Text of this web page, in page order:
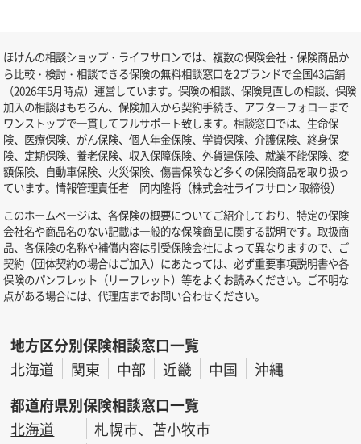
ほけんの相談ショップ・ライフサロンでは、複数の保険会社・保険商品か
ら比較・検討・相談できる保険の無料相談窓口を2ブランドで全国43店舗
（2026年5月時点）運営しています。保険の相談、保険見直しの相談、保険
加入の相談はもちろん、保険加入から契約手続き、アフターフォローまで
ワンストップで一貫してフルサポート致します。相談窓口では、生命保
険、医療保険、がん保険、個人年金保険、学資保険、介護保険、終身保
険、定期保険、養老保険、収入保障保険、外貨建保険、就業不能保険、変
額保険、自動車保険、火災保険、傷害保険など多くの保険商品を取り扱っ
ています。情報管理責任者 岡内隆将（株式会社ライフサロン 取締役）
このホームページは、各保険の概要についてご紹介しており、特定の保険
会社名や商品名のない記載は一般的な保険商品に関する説明です。取扱商
品、各保険の名称や補償内容は引受保険会社によって異なりますので、ご
契約（団体契約の場合はご加入）にあたっては、必ず重要事項説明書や各
保険のパンフレット（リーフレット）等をよくお読みください。ご不明な
点がある場合には、代理店までお問い合わせください。
地方区分別保険相談窓口一覧
北海道
関東 中部 近畿 中国
沖縄
都道府県別保険相談窓口一覧
北海道
札幌市、苫小牧市